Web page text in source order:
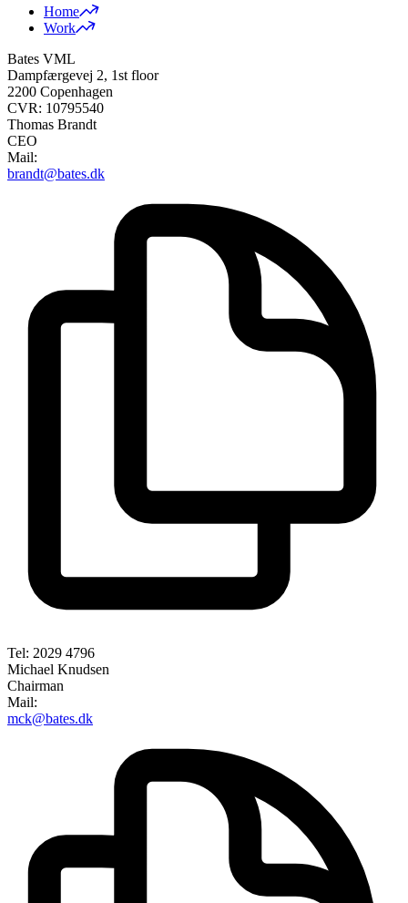
Home
Work
Bates VML
Dampfærgevej 2, 1st floor
2200 Copenhagen
CVR: 10795540
Thomas Brandt
CEO
Mail:
brandt@bates.dk
Tel: 2029 4796
Michael Knudsen
Chairman
Mail:
mck@bates.dk